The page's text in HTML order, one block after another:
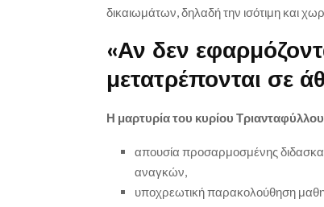
δικαιωμάτων, δηλαδή την ισότιμη και
«Αν δεν
μετατρέπονται σε
Η μαρτυρία του κυρίου
απουσία προσαρμοσμένης
αναγκών,
υποχρεωτική παρακολούθηση